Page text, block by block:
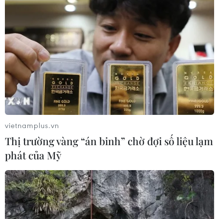
Tuyển Việt Nam giành vé vào
bán kết, vì sao ông Kim Sang-sik vẫn
không vui?
08/08/2026 03:37
66 đoàn võ thuật lần đầu tiên
hội tụ tại Festival Võ thuật quốc tế Hà
Nội 2026
08/08/2026 02:26
Ông Kim Sang-sik trăn trở gì về
hàng phòng ngự trước bán kết
ASEAN Cup?
08/08/2026 00:13
vietnamplus.vn
Thị trường vàng “án binh” chờ đợi số liệu lạm
phát của Mỹ